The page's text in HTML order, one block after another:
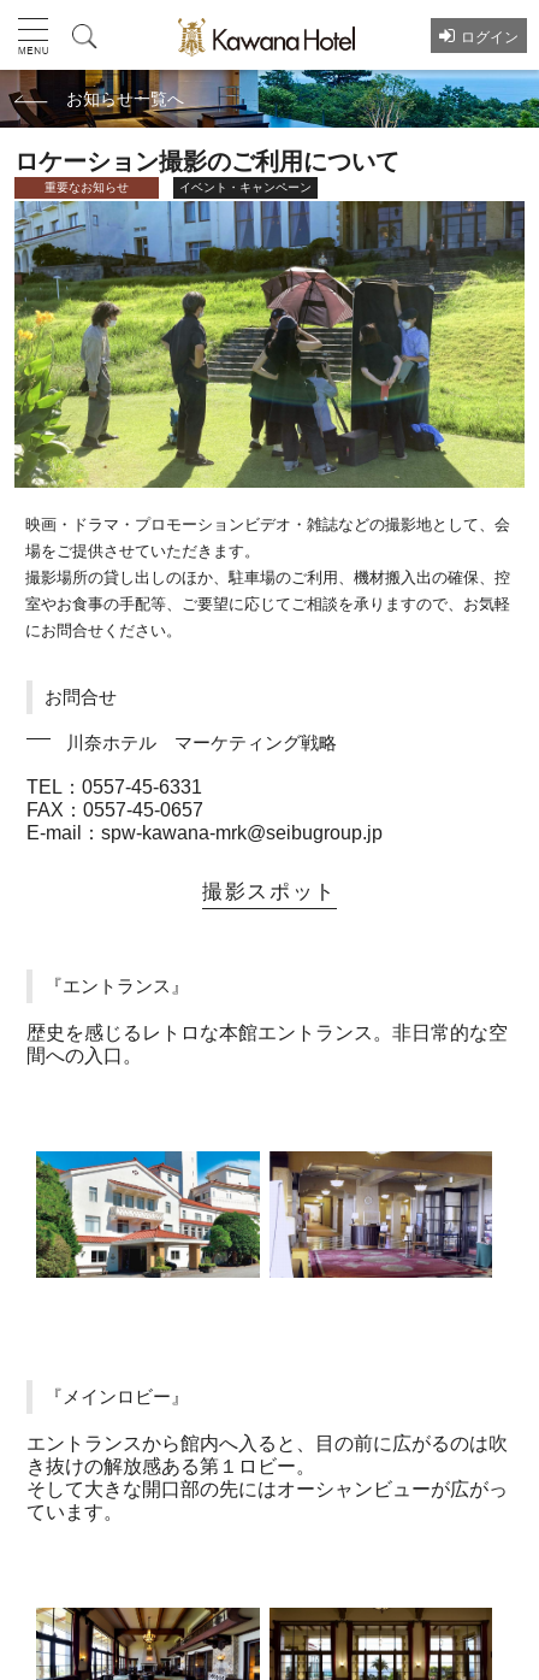
ログイン
お知らせ一覧へ
ロケーション撮影のご利用について
重要なお知らせ イベント・キャンペーン
映画・ドラマ・プロモーションビデオ・雑誌などの撮影地として、会
場をご提供させていただきます。
撮影場所の貸し出しのほか、駐車場のご利用、機材搬入出の確保、控
室やお食事の手配等、ご要望に応じてご相談を承りますので、お気軽
にお問合せください。
お問合せ
川奈ホテル マーケティング戦略
TEL：0557-45-6331
FAX：0557-45-0657
E-mail：spw-kawana-mrk@seibugroup.jp
撮影スポット
『エントランス』
歴史を感じるレトロな本館エントランス。非日常的な空
間への入口。
『メインロビー』
エントランスから館内へ入ると、目の前に広がるのは吹
き抜けの解放感ある第１ロビー。
そして大きな開口部の先にはオーシャンビューが広がっ
ています。